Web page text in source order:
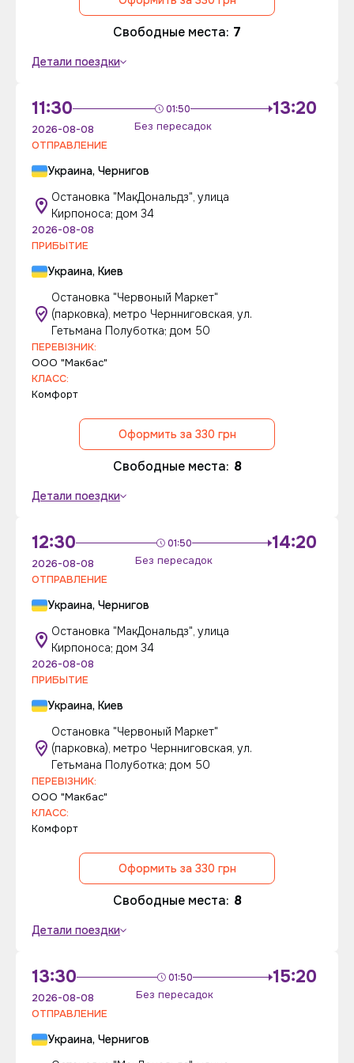
Свободные места: 7
Детали поездки
11:30 01:50
Без пересадок
13:20
2026-08-08
ОТПРАВЛЕНИЕ
Украина, Чернигов
Остановка "МакДональдз", улица
Кирпоноса; дом 34
2026-08-08
ПРИБЫТИЕ
Украина, Киев
Остановка "Червоный Маркет"
(парковка), метро Чернниговская, ул.
Гетьмана Полуботка; дом 50
ПЕРЕВІЗНИК:
ООО "Макбас"
КЛАСС:
Комфорт
Оформить за 330 грн
Свободные места: 8
Детали поездки
12:30 01:50
Без пересадок
14:20
2026-08-08
ОТПРАВЛЕНИЕ
Украина, Чернигов
Остановка "МакДональдз", улица
Кирпоноса; дом 34
2026-08-08
ПРИБЫТИЕ
Украина, Киев
Остановка "Червоный Маркет"
(парковка), метро Чернниговская, ул.
Гетьмана Полуботка; дом 50
ПЕРЕВІЗНИК:
ООО "Макбас"
КЛАСС:
Комфорт
Оформить за 330 грн
Свободные места: 8
Детали поездки
13:30 01:50
Без пересадок
15:20
2026-08-08
ОТПРАВЛЕНИЕ
Украина, Чернигов